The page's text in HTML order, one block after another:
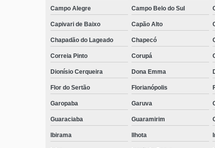
Campo Alegre Campo Belo do Sul
Capivari de Baixo Capão Alto
Chapadão do Lageado Chapecó
Correia Pinto Corupá
Dionísio Cerqueira Dona Emma
Flor do Sertão Florianópolis
Garopaba Garuva
Guaraciaba Guaramirim
Ibirama Ilhota